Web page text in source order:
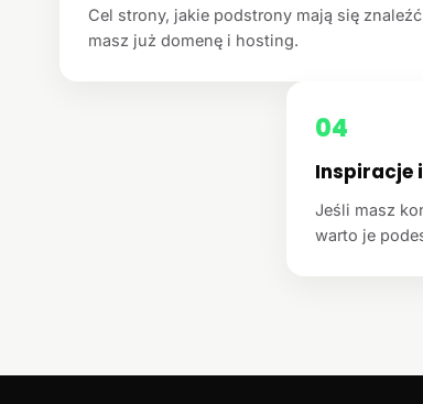
Cel strony, jakie podstrony mają się
masz już domenę i hosting.
04
Inspiracje
Jeśli masz
warto je